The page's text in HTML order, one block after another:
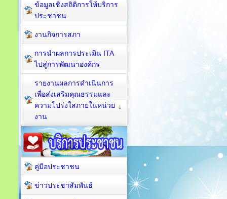
ข้อมูลเชิงสถิติการให้บริการ
ประชาชน
งานกิจการสภา
การนำผลการประเมิน ITA
ไปสู่การพัฒนาองค์กร
รายงานผลการดำเนินการ
เพื่อส่งเสริมคุณธรรมและ
ความโปร่งใสภายในหน่วย
งาน
คู่มือประชาชน
ข่าวประชาสัมพันธ์